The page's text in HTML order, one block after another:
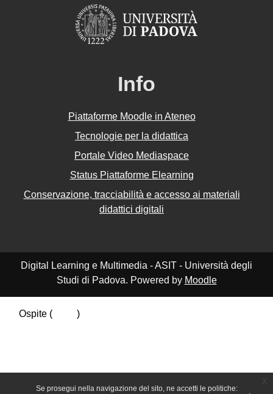
Se prosegui nella navigazione del sito, ne accetti le politiche:
Info
Piattaforme Moodle in Ateneo
Tecnologie per la didattica
Portale Video Mediaspace
Status Piattaforme Elearning
Conservazione, tracciabilità e accesso ai materiali
didattici digitali
Digital Learning e Multimedia - ASIT - Università degli
Studi di Padova. Powered by Moodle
Ospite (
)